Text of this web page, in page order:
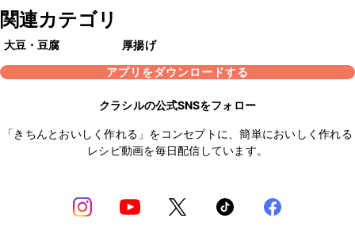
関連カテゴリ
大豆・豆腐
厚揚げ
アプリをダウンロードする
クラシルの公式SNSをフォロー
「きちんとおいしく作れる」をコンセプトに、簡単においしく作れる
レシピ動画を毎日配信しています。